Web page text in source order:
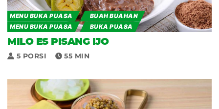
MENU BUKA PUASA
BUAH BUAHAN
MENU BUKA PUASA
BUKA PUASA
MILO ES PISANG IJO
5 PORSI 55 MIN